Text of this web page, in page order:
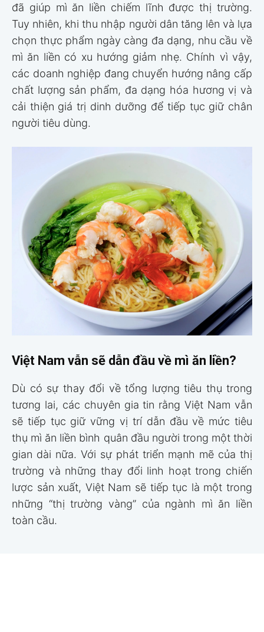
đã giúp mì ăn liền chiếm lĩnh được thị trường.
Tuy nhiên, khi thu nhập người dân tăng lên và lựa
chọn thực phẩm ngày càng đa dạng, nhu cầu về
mì ăn liền có xu hướng giảm nhẹ. Chính vì vậy,
các doanh nghiệp đang chuyển hướng nâng cấp
chất lượng sản phẩm, đa dạng hóa hương vị và
cải thiện giá trị dinh dưỡng để tiếp tục giữ chân
người tiêu dùng.
Việt Nam vẫn sẽ dẫn đầu về mì ăn liền?
Dù có sự thay đổi về tổng lượng tiêu thụ trong
tương lai, các chuyên gia tin rằng Việt Nam vẫn
sẽ tiếp tục giữ vững vị trí dẫn đầu về mức tiêu
thụ mì ăn liền bình quân đầu người trong một thời
gian dài nữa. Với sự phát triển mạnh mẽ của thị
trường và những thay đổi linh hoạt trong chiến
lược sản xuất, Việt Nam sẽ tiếp tục là một trong
những “thị trường vàng” của ngành mì ăn liền
toàn cầu.